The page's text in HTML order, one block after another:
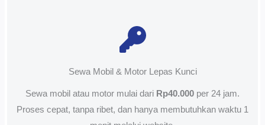
Sewa Mobil & Motor Lepas Kunci
Sewa mobil atau motor mulai dari Rp40.000 per 24 jam.
Proses cepat, tanpa ribet, dan hanya membutuhkan waktu 1